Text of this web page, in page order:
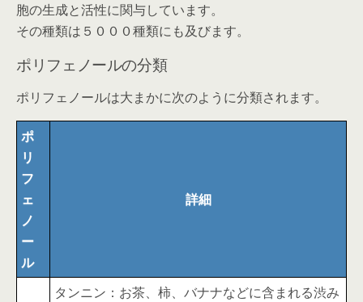
胞の生成と活性に関与しています。
その種類は５０００種類にも及びます。
ポリフェノールの分類
ポリフェノールは大まかに次のように分類されます。
ポ
リ
フ
ェ
ノ
ー
ル
詳細
タンニン：お茶、柿、バナナなどに含まれる渋み